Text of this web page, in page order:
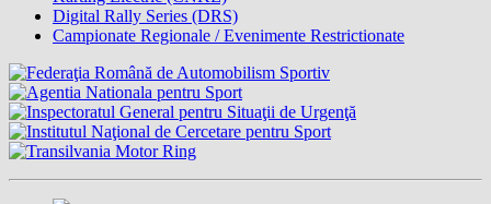
Digital Rally Series (DRS)
Campionate Regionale / Evenimente Restrictionate